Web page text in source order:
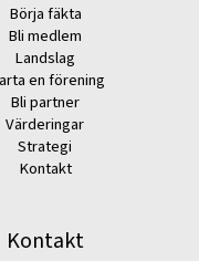
Börja fäkta
Bli medlem
Landslag
en förening
Bli partner
Värderingar
Strategi
Kontakt
Kontakt